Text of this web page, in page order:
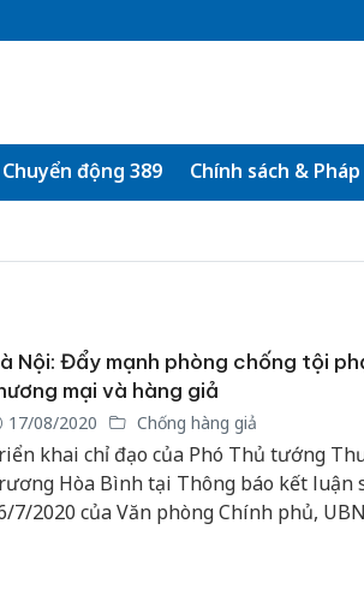
Chuyển động 389 Chính sách &
Nội: Đẩy mạnh phòng chống tội
mại và hàng giả
17/08/2020 Chống hàng giả
khai chỉ đạo của Phó Thủ tướng
Hòa Bình tại Thông báo kết luận
7/2020 của Văn phòng Chính phủ,